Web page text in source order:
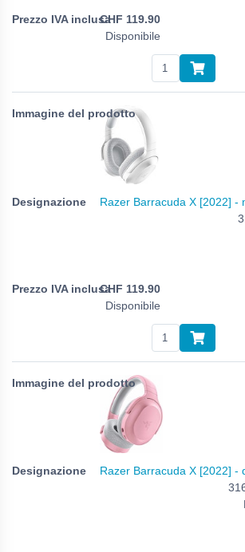
CHF 119.90
Disponibile
Razer Barracuda X [2022] -
CHF 119.90
Disponibile
Razer Barracuda X [2022] -